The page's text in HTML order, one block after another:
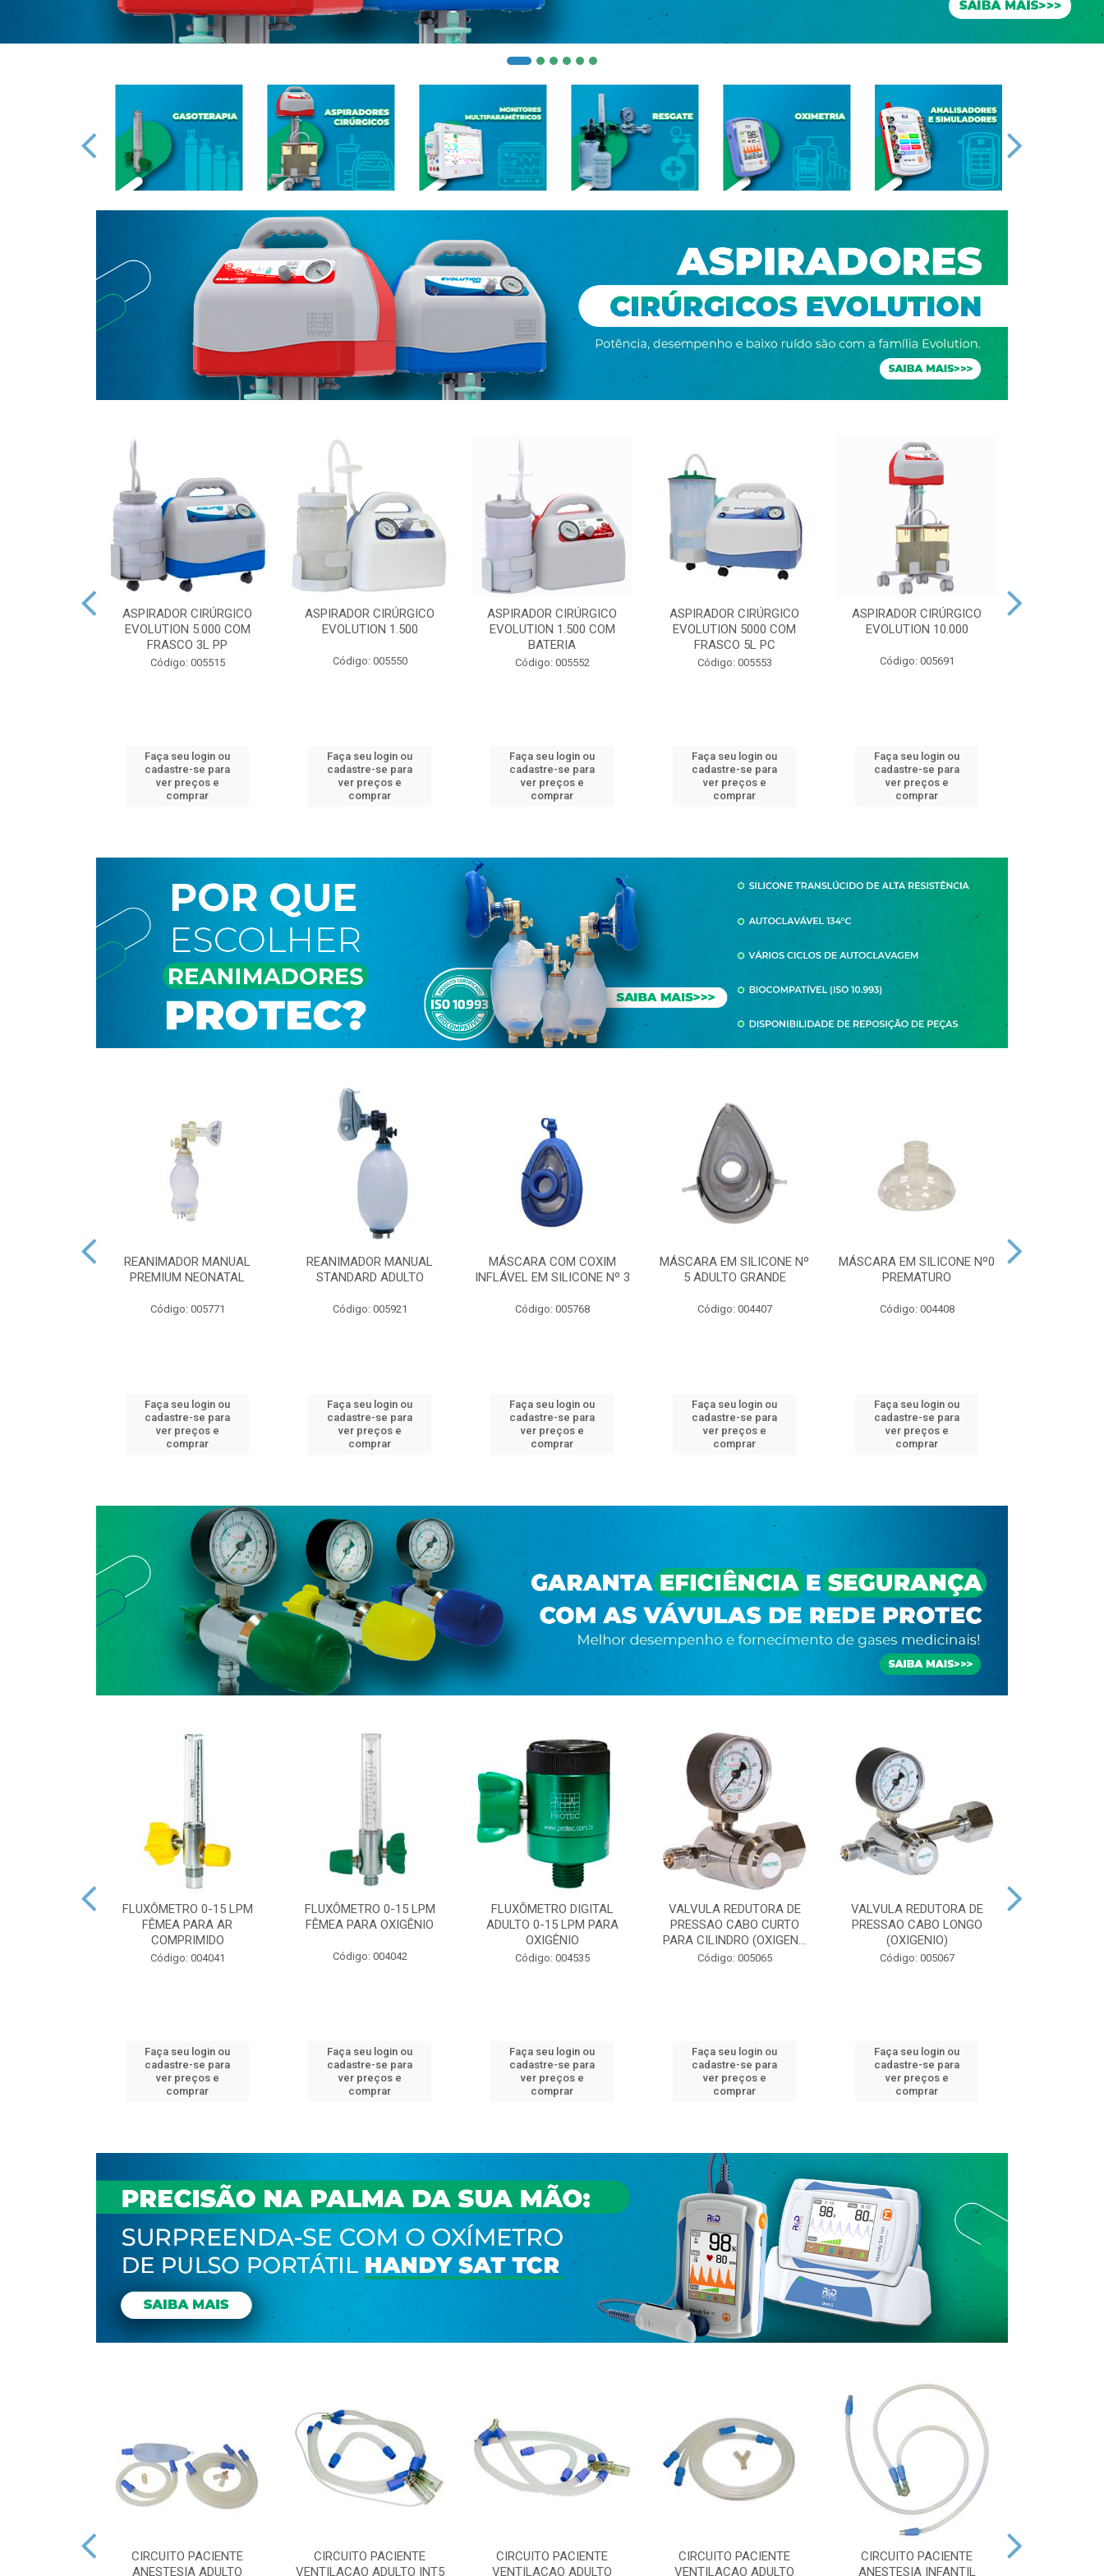
ASPIRADOR CIRÚRGICO
EVOLUTION 5.000 COM
FRASCO 3L PP
Código: 005515
Faça seu login ou
cadastre-se para
ver preços e
comprar
ASPIRADOR CIRÚRGICO
EVOLUTION 1.500
Código: 005550
Faça seu login ou
cadastre-se para
ver preços e
comprar
ASPIRADOR CIRÚRGICO
EVOLUTION 1.500 COM
BATERIA
Código: 005552
Faça seu login ou
cadastre-se para
ver preços e
comprar
ASPIRADOR CIRÚRGICO
EVOLUTION 5000 COM
FRASCO 5L PC
Código: 005553
Faça seu login ou
cadastre-se para
ver preços e
comprar
ASPIRADOR CIRÚRGICO
EVOLUTION 10.000
Código: 005691
Faça seu login ou
cadastre-se para
ver preços e
comprar
REANIMADOR MANUAL
PREMIUM NEONATAL
Código: 005771
Faça seu login ou
cadastre-se para
ver preços e
comprar
REANIMADOR MANUAL
STANDARD ADULTO
Código: 005921
Faça seu login ou
cadastre-se para
ver preços e
comprar
MÁSCARA COM COXIM
INFLÁVEL EM SILICONE Nº 3
Código: 005768
Faça seu login ou
cadastre-se para
ver preços e
comprar
MÁSCARA EM SILICONE Nº
5 ADULTO GRANDE
Código: 004407
Faça seu login ou
cadastre-se para
ver preços e
comprar
MÁSCARA EM SILICONE Nº0
PREMATURO
Código: 004408
Faça seu login ou
cadastre-se para
ver preços e
comprar
FLUXÔMETRO 0-15 LPM
FÊMEA PARA AR
COMPRIMIDO
Código: 004041
Faça seu login ou
cadastre-se para
ver preços e
comprar
FLUXÔMETRO 0-15 LPM
FÊMEA PARA OXIGÊNIO
Código: 004042
Faça seu login ou
cadastre-se para
ver preços e
comprar
FLUXÔMETRO DIGITAL
ADULTO 0-15 LPM PARA
OXIGÊNIO
Código: 004535
Faça seu login ou
cadastre-se para
ver preços e
comprar
VALVULA REDUTORA DE
PRESSAO CABO CURTO
PARA CILINDRO (OXIGEN...
Código: 005065
Faça seu login ou
cadastre-se para
ver preços e
comprar
VALVULA REDUTORA DE
PRESSAO CABO LONGO
(OXIGENIO)
Código: 005067
Faça seu login ou
cadastre-se para
ver preços e
comprar
CIRCUITO PACIENTE
ANESTESIA ADULTO
CIRCUITO PACIENTE
VENTILACAO ADULTO INT5
CIRCUITO PACIENTE
VENTILACAO ADULTO
CIRCUITO PACIENTE
VENTILACAO ADULTO
CIRCUITO PACIENTE
ANESTESIA INFANTIL